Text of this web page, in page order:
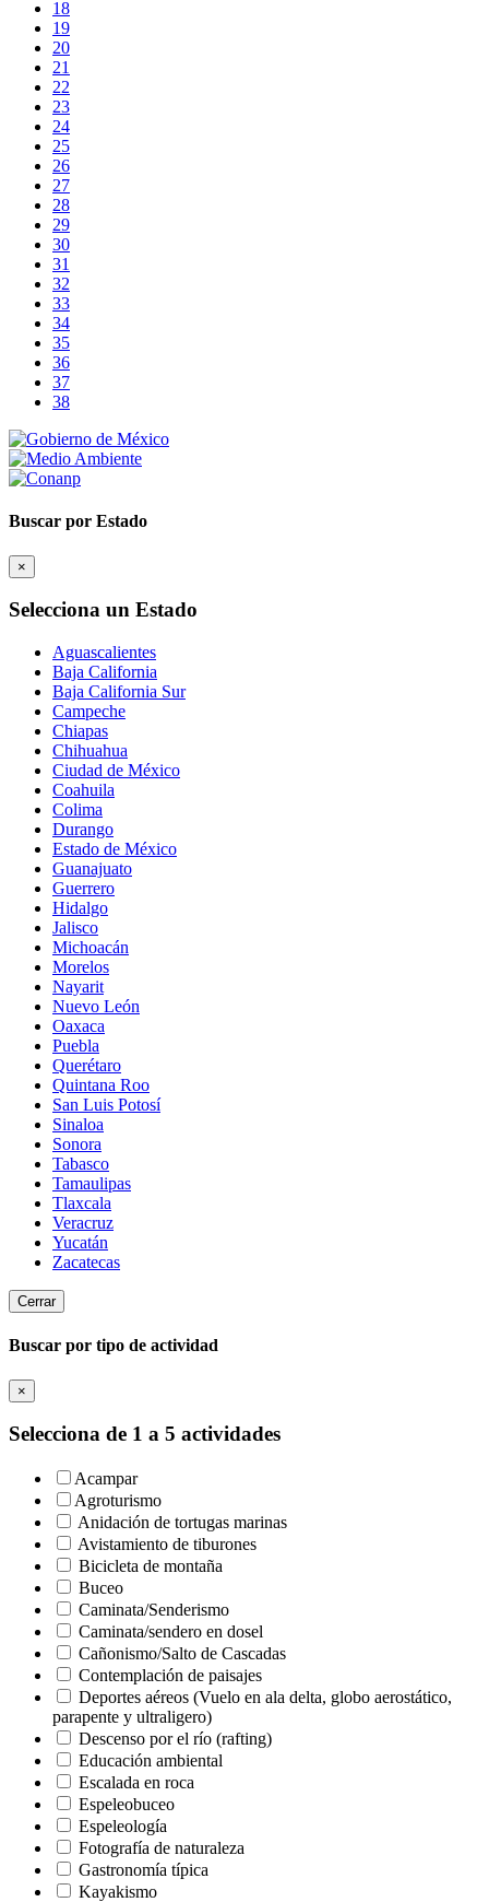
18
19
20
21
22
23
24
25
26
27
28
29
30
31
32
33
34
35
36
37
38
Buscar por Estado
×
Selecciona un Estado
Aguascalientes
Baja California
Baja California Sur
Campeche
Chiapas
Chihuahua
Ciudad de México
Coahuila
Colima
Durango
Estado de México
Guanajuato
Guerrero
Hidalgo
Jalisco
Michoacán
Morelos
Nayarit
Nuevo León
Oaxaca
Puebla
Querétaro
Quintana Roo
San Luis Potosí
Sinaloa
Sonora
Tabasco
Tamaulipas
Tlaxcala
Veracruz
Yucatán
Zacatecas
Cerrar
Buscar por tipo de actividad
×
Selecciona de 1 a 5 actividades
Acampar
Agroturismo
Anidación de tortugas marinas
Avistamiento de tiburones
Bicicleta de montaña
Buceo
Caminata/Senderismo
Caminata/sendero en dosel
Cañonismo/Salto de Cascadas
Contemplación de paisajes
Deportes aéreos (Vuelo en ala delta, globo aerostático,
parapente y ultraligero)
Descenso por el río (rafting)
Educación ambiental
Escalada en roca
Espeleobuceo
Espeleología
Fotografía de naturaleza
Gastronomía típica
Kayakismo